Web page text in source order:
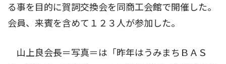
る事を目的に賀詞交換会を同商工会館で開催した。
会員、来賓を含めて１２３人が参加した。
山上良会長＝写真＝は「昨年はうみまちＢＡＳ